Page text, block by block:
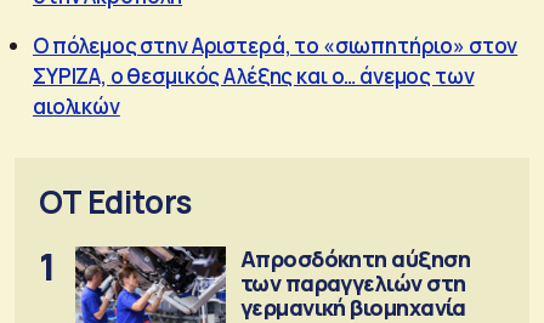
Ο πόλεμος στην Αριστερά, το «σιωπητήριο» στον
ΣΥΡΙΖΑ, ο θεσμικός Αλέξης και ο… άνεμος των
αιολικών
OT Editors
1
Απροσδόκητη αύξηση
των παραγγελιών στη
γερμανική βιομηχανία